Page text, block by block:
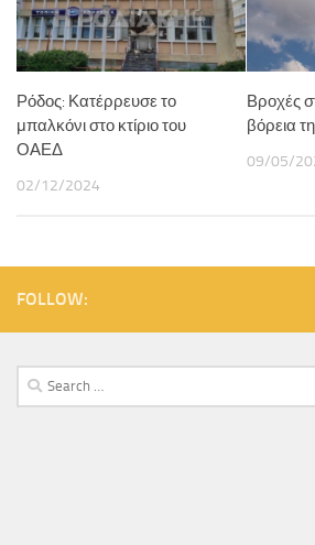
Ρόδος: Κατέρρευσε το
μπαλκόνι στο κτίριο του
ΟΑΕΔ
02/12/2024
Βροχές
βόρεια
09/05/
FOLLOW: